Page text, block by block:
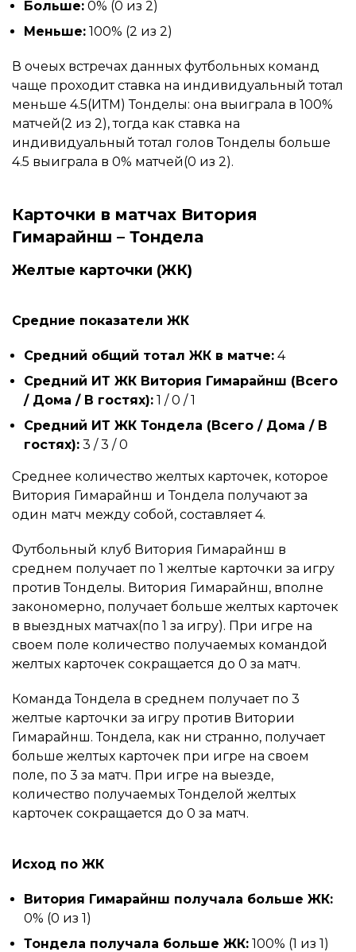
Больше: 0% (0 из 2)
Меньше: 100% (2 из 2)
В очеых встречах данных футбольных команд
чаще проходит ставка на индивидуальный тотал
меньше 4.5(ИТМ) Тонделы: она выиграла в 100%
матчей(2 из 2), тогда как ставка на
индивидуальный тотал голов Тонделы больше
4.5 выиграла в 0% матчей(0 из 2).
Карточки в матчах Витория
Гимарайнш – Тондела
Желтые карточки (ЖК)
Средние показатели ЖК
Средний общий тотал ЖК в матче: 4
Средний ИТ ЖК Витория Гимарайнш (Всего
/ Дома / В гостях): 1 / 0 / 1
Средний ИТ ЖК Тондела (Всего / Дома / В
гостях): 3 / 3 / 0
Среднее количество желтых карточек, которое
Витория Гимарайнш и Тондела получают за
один матч между собой, составляет 4.
Футбольный клуб Витория Гимарайнш в
среднем получает по 1 желтые карточки за игру
против Тонделы. Витория Гимарайнш, вполне
закономерно, получает больше желтых карточек
в выездных матчах(по 1 за игру). При игре на
своем поле количество получаемых командой
желтых карточек сокращается до 0 за матч.
Команда Тондела в среднем получает по 3
желтые карточки за игру против Витории
Гимарайнш. Тондела, как ни странно, получает
больше желтых карточек при игре на своем
поле, по 3 за матч. При игре на выезде,
количество получаемых Тонделой желтых
карточек сокращается до 0 за матч.
Исход по ЖК
Витория Гимарайнш получала больше ЖК:
0% (0 из 1)
Тондела получала больше ЖК: 100% (1 из 1)